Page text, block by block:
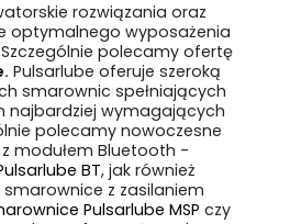
rozwiązania oraz
optymalnego wyposażenia
polecamy ofertę
. Pulsarlube oferuje szeroką
smarownic spełniających
najbardziej wymagających
polecamy nowoczesne
modułem Bluetooth -
BT, jak również
z zasilaniem
Pulsarlube MSP czy